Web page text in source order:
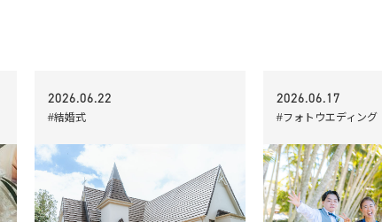
2026.06.22
#結婚式
2026.06.17
#フォトウエディング